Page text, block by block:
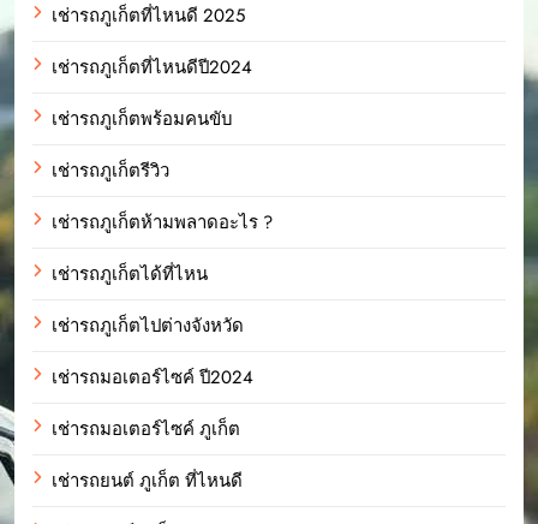
เช่ารถภูเก็ตที่ไหนดี 2025
เช่ารถภูเก็ตที่ไหนดีปี2024
เช่ารถภูเก็ตพร้อมคนขับ
เช่ารถภูเก็ตรีวิว
เช่ารถภูเก็ตห้ามพลาดอะไร ?
เช่ารถภูเก็ตได้ที่ไหน
เช่ารถภูเก็ตไปต่างจังหวัด
เช่ารถมอเตอร์ไซค์ ปี2024
เช่ารถมอเตอร์ไซค์ ภูเก็ต
เช่ารถยนต์ ภูเก็ต ที่ไหนดี